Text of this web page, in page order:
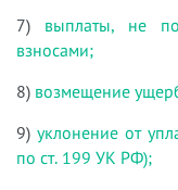
7) выплаты, не
взносами;
8) возмещение
9) уклонение от
по ст. 199 УК РФ);